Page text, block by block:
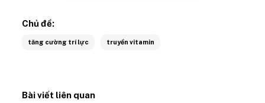
Chủ đề:
tăng cường trí lực truyền vitamin
Bài viết liên quan